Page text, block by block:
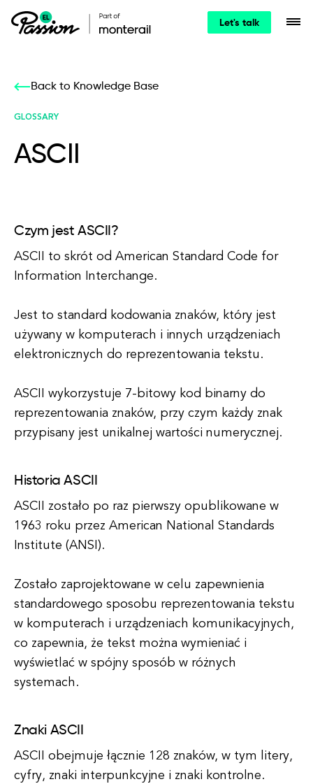
Let's talk
Back to Knowledge Base
GLOSSARY
ASCII
Czym jest ASCII?
ASCII to skrót od American Standard Code for
Information Interchange.
Jest to standard kodowania znaków, który jest
używany w komputerach i innych urządzeniach
elektronicznych do reprezentowania tekstu.
ASCII wykorzystuje 7-bitowy kod binarny do
reprezentowania znaków, przy czym każdy znak
przypisany jest unikalnej wartości numerycznej.
Historia ASCII
ASCII zostało po raz pierwszy opublikowane w
1963 roku przez American National Standards
Institute (ANSI).
Zostało zaprojektowane w celu zapewnienia
standardowego sposobu reprezentowania tekstu
w komputerach i urządzeniach komunikacyjnych,
co zapewnia, że tekst można wymieniać i
wyświetlać w spójny sposób w różnych
systemach.
Znaki ASCII
ASCII obejmuje łącznie 128 znaków, w tym litery,
cyfry, znaki interpunkcyjne i znaki kontrolne.